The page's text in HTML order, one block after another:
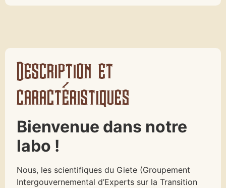
Description et
caractéristiques
Bienvenue dans notre
labo !
Nous, les scientifiques du Giete (Groupement
Intergouvernemental d’Experts sur la Transition